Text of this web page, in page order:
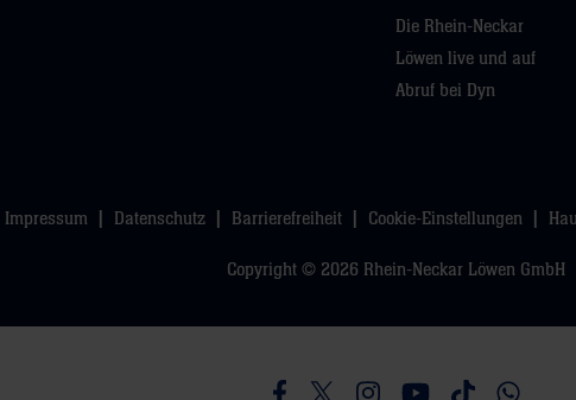
Die Rhein-Neckar
Löwen live und auf
Abruf bei Dyn
Impressum Datenschutz Barrierefreiheit Cookie-Einstellungen
Copyright © 2026 Rhein-Neckar Löwen GmbH